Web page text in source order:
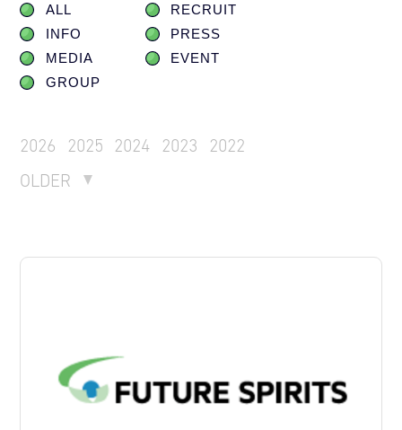
ALL
RECRUIT
INFO
PRESS
MEDIA
EVENT
GROUP
2026 2025 2024 2023
2022
OLDER